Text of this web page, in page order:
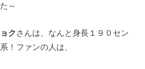
～
ク さんは、なんと身長１９０セン
！ファンの人は、